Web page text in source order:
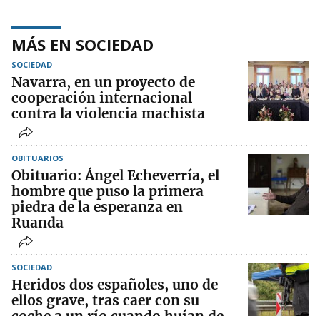
MÁS EN SOCIEDAD
SOCIEDAD
Navarra, en un proyecto de
cooperación internacional
contra la violencia machista
OBITUARIOS
Obituario: Ángel Echeverría, el
hombre que puso la primera
piedra de la esperanza en
Ruanda
SOCIEDAD
Heridos dos españoles, uno de
ellos grave, tras caer con su